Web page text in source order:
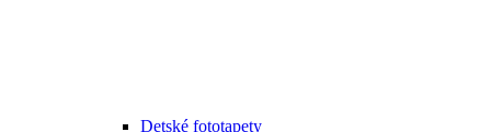
Detské fototapety